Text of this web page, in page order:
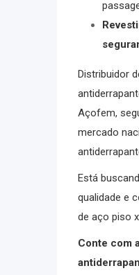
Distribuidor
Açofem,
mercado
Está
qualidade e
de aço piso
Conte com